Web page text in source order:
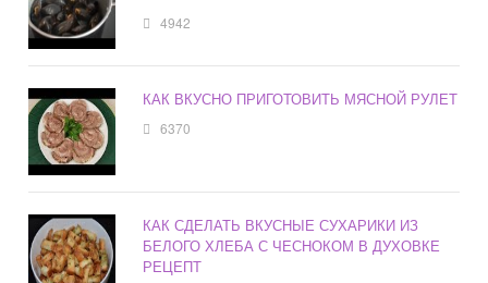
4942
КАК ВКУСНО ПРИГОТОВИТЬ МЯСНОЙ РУЛЕТ
6370
КАК СДЕЛАТЬ ВКУСНЫЕ СУХАРИКИ ИЗ
БЕЛОГО ХЛЕБА С ЧЕСНОКОМ В ДУХОВКЕ
РЕЦЕПТ